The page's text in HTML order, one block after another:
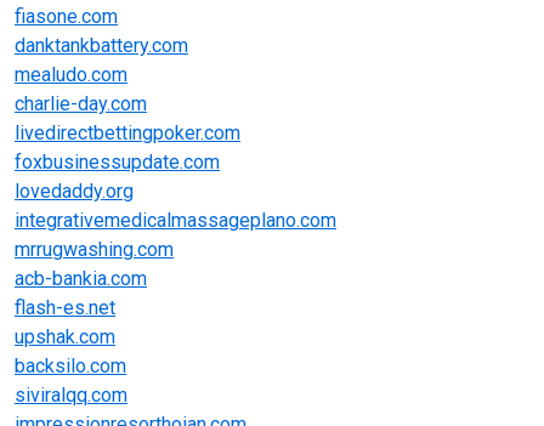
fiasone.com
danktankbattery.com
mealudo.com
charlie-day.com
livedirectbettingpoker.com
foxbusinessupdate.com
lovedaddy.org
integrativemedicalmassageplano.com
mrrugwashing.com
acb-bankia.com
flash-es.net
upshak.com
backsilo.com
siviralqq.com